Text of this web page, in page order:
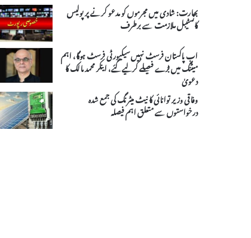
بھارت: شادی میں مجرموں کو مدعو کرنے پر پولیس
کانسٹیبل ملازمت سے برطرف
اب پاکستان فرسٹ نہیں سیکیورٹی فرسٹ ہوگا، اہم
میٹنگ میں بڑے فیصلے کرلیے گئے، اینکر محمد مالک کا
دعویٰ
وفاقی وزیر توانائی کا نیٹ میٹرنگ کی جمع شدہ
درخواستوں سے متعلق اہم فیصلہ